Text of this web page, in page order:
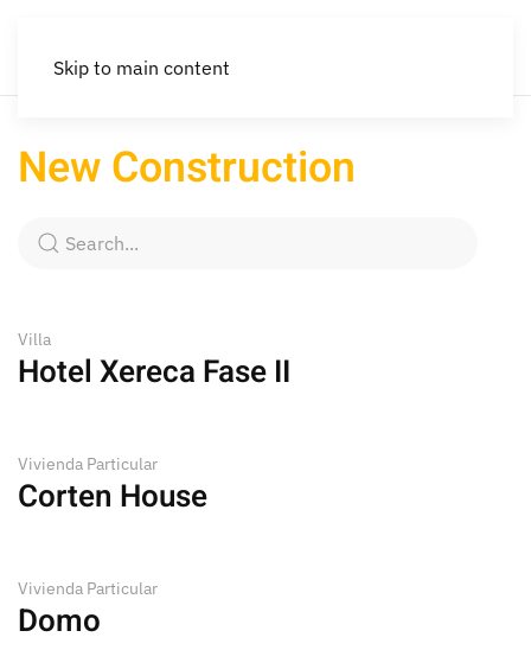
Skip to main content
New Construction
Villa
Hotel Xereca Fase II
Vivienda Particular
Corten House
Vivienda Particular
Domo